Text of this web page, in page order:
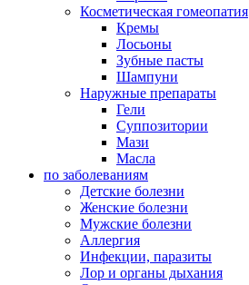
Косметическая гомеопатия
Кремы
Лосьоны
Зубные пасты
Шампуни
Наружные препараты
Гели
Суппозитории
Мази
Масла
по заболеваниям
Детские болезни
Женские болезни
Мужские болезни
Аллергия
Инфекции, паразиты
Лор и органы дыхания